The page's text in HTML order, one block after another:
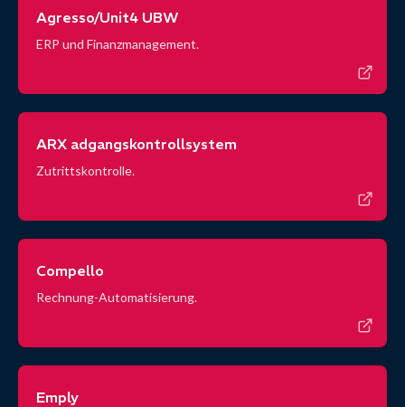
Agresso/Unit4 UBW
ERP und Finanzmanagement.
ARX adgangskontrollsystem
Zutrittskontrolle.
Compello
Rechnung-Automatisierung.
Emply